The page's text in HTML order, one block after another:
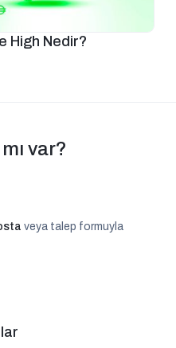
High Nedir?
var?
veya talep formuyla